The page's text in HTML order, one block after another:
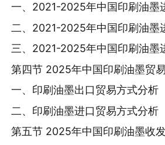
一、2021-2025年中国印刷油墨
二、2021-2025年中国印刷油墨
三、2021-2025年中国印刷油墨
第四节 2025年中国印刷油墨贸
一、印刷油墨出口贸易方式分析
二、印刷油墨进口贸易方式分析
第五节 2025年中国印刷油墨收